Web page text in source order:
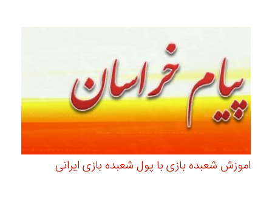
اموزش شعبده بازی با پول شعبده بازی ایرانی